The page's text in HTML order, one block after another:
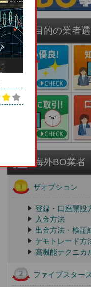
目的の業者
海外BO業者
ザオプション
登録・口座開設
入金方法
出金方法・検証
デモトレード方
高機能テクニカ
ファイブスター